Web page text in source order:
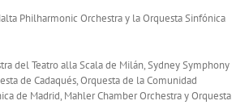
Philharmonic Orchestra y la Orquesta Sinfónica
del Teatro alla Scala de Milán, Sydney Symphony
de Cadaqués, Orquesta de la Comunidad
de Madrid, Mahler Chamber Orchestra y Orquesta